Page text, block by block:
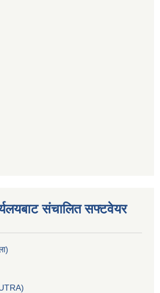
संचालित सफ्टवेयर